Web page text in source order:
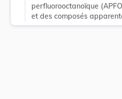
perfluorooctanoïque
et des composés